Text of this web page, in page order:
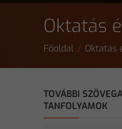
Oktatás
Főoldal Oktatás
TOVÁBBI
TANFOLYAMOK